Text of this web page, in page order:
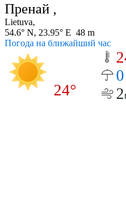
Пренай ,
Lietuva,
54.6° N, 23.95° E 48 m
Погода на ближайший час
24°
0
2